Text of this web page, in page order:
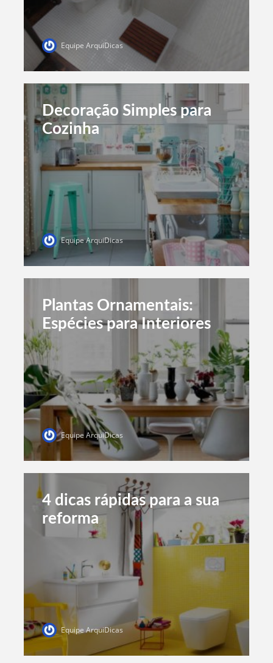
Equipe ArquiDicas
Decoração Simples para
Cozinha
Equipe ArquiDicas
Plantas Ornamentais:
Espécies para Interiores
Equipe ArquiDicas
4 dicas rápidas para a sua
reforma
Equipe ArquiDicas